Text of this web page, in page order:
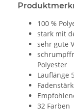
100 %
stark mit
sehr gute
Polyester
Lauflänge
32 Farben